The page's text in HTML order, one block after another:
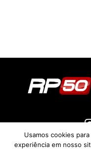
Usamos cookies
experiência em nosso